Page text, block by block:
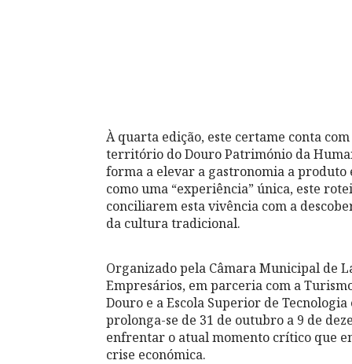
À quarta edição, este certame conta
território do Douro Património da
forma a elevar a gastronomia a
como uma “experiência” única, este
conciliarem esta vivência com a
da cultura tradicional.
Organizado pela Câmara Municipal de
Empresários, em parceria com a
Douro e a Escola Superior de
prolonga-se de 31 de outubro a 9 de
enfrentar o atual momento crítico que
crise económica.